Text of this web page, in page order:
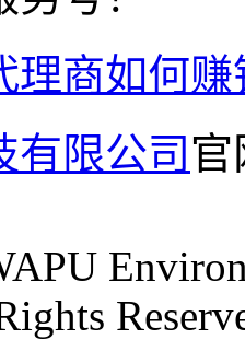
理商如何赚
有限公司